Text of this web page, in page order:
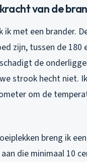
van de
ik met een brander.
zijn, tussen de 180
de
strook hecht niet.
om de
breng ik een
die minimaal 10